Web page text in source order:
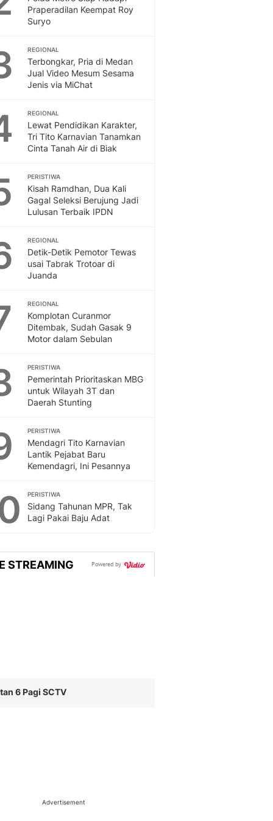
Praperadilan Keempat Roy
Suryo
REGIONAL
Terbongkar, Pria di Medan
Jual Video Mesum Sesama
Jenis via MiChat
REGIONAL
Lewat Pendidikan Karakter,
Tri Tito Karnavian Tanamkan
Cinta Tanah Air di Biak
PERISTIWA
Kisah Ramdhan, Dua Kali
Gagal Seleksi Berujung Jadi
Lulusan Terbaik IPDN
REGIONAL
Detik-Detik Pemotor Tewas
usai Tabrak Trotoar di
Juanda
REGIONAL
Komplotan Curanmor
Ditembak, Sudah Gasak 9
Motor dalam Sebulan
PERISTIWA
Pemerintah Prioritaskan MBG
untuk Wilayah 3T dan
Daerah Stunting
PERISTIWA
Mendagri Tito Karnavian
Lantik Pejabat Baru
Kemendagri, Ini Pesannya
PERISTIWA
Sidang Tahunan MPR, Tak
Lagi Pakai Baju Adat
STREAMING Powered by
6 Pagi SCTV
Advertisement